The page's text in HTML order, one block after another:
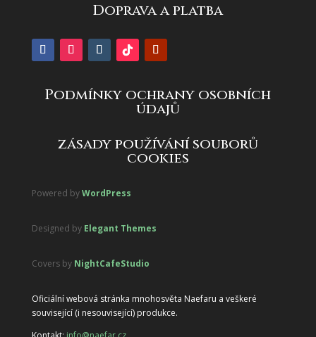
Doprava a platba
Podmínky ochrany osobních
údajů
zásady používání souborů
cookies
Powered byWordPress
Designed by Elegant Themes
Covers by NightCafeStudio
Oficiální webová stránka mnohosvěta Naefaru a veškeré
související (i nesouvisející) produkce.